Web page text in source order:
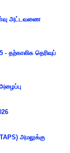
அட்டவணை
- தற்காலிக தெரிவுப்
அமலுக்கு